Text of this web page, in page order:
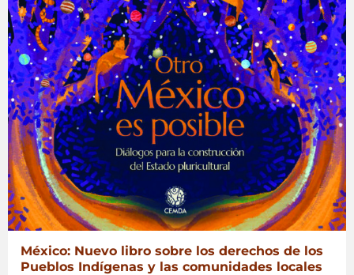
México: Nuevo libro sobre los derechos de los
Pueblos Indígenas y las comunidades locales